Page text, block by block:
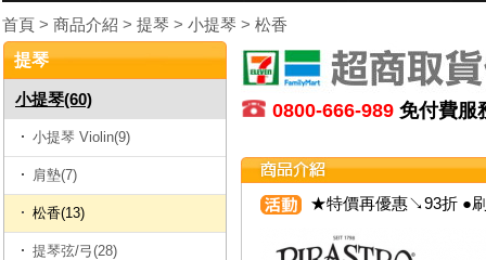
首頁 > 商品介紹 > 提琴 > 小提琴 > 松香
提琴
小提琴(60)
小提琴 Violin(9)
肩墊(7)
松香(13)
提琴弦/弓(28)
0800-666-989 免付費
★特價再優惠↘93折 ●